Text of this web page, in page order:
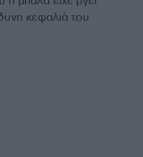
κεφαλιά του